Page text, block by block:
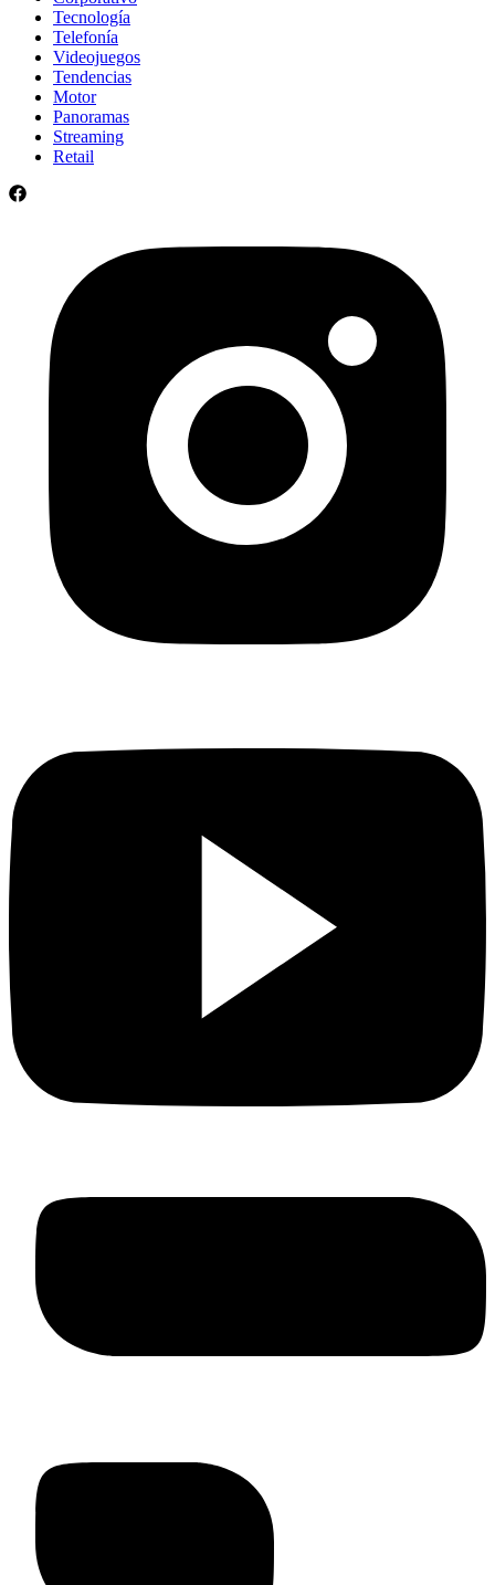
Tecnología
Telefonía
Videojuegos
Tendencias
Motor
Panoramas
Streaming
Retail